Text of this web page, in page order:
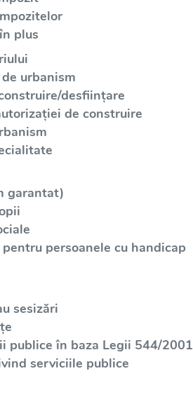
plus
urbanism
desființare
de construire
garantat)
persoanele cu handicap
sesizări
publice în baza Legii 544/2001
serviciile publice